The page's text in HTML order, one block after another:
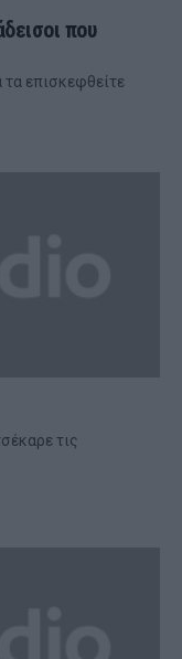
που
επισκεφθείτε
τις